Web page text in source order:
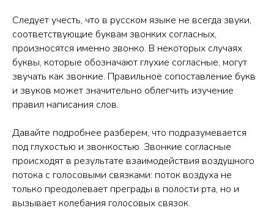
Следует учесть, что в русском языке не всегда звуки,
соответствующие буквам звонких согласных,
произносятся именно звонко. В некоторых случаях
буквы, которые обозначают глухие согласные, могут
звучать как звонкие. Правильное сопоставление букв
и звуков может значительно облегчить изучение
правил написания слов.
Давайте подробнее разберем, что подразумевается
под глухостью и звонкостью. Звонкие согласные
происходят в результате взаимодействия воздушного
потока с голосовыми связками: поток воздуха не
только преодолевает преграды в полости рта, но и
вызывает колебания голосовых связок.